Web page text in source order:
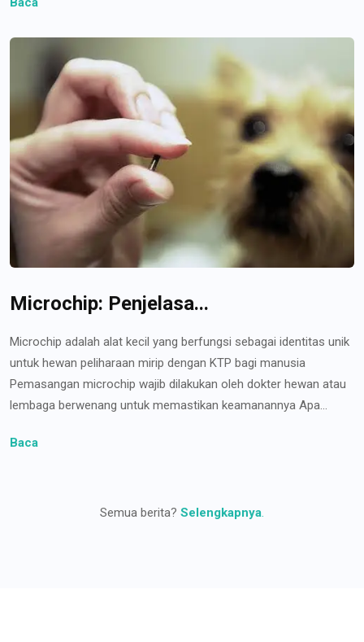
Microchip: Penjelasa...
Microchip adalah alat kecil yang berfungsi sebagai identitas unik
untuk hewan peliharaan mirip dengan KTP bagi manusia
Pemasangan microchip wajib dilakukan oleh dokter hewan atau
lembaga berwenang untuk memastikan keamanannya Apa...
Baca
Semua berita? Selengkapnya.